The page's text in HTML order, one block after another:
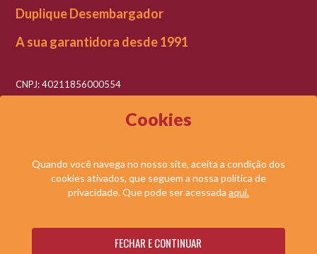
Cookies
Quando você navega no nosso site, aceita a condição dos
cookies ativados, que seguem a nossa política de
privacidade. Que pode ser acessada aqui.
FECHAR E CONTINUAR
SOLICITE UMA
Duplique Desembargador
A sua garantidora desde 1991
CNPJ: 40211856000554
Razão social: Duplique Desembargador LTDA
© DUPLIQUE DESEMBARGADOR LTDA. TODOS OS DIREITOS RESERVADOS.
Desenvolvido por: